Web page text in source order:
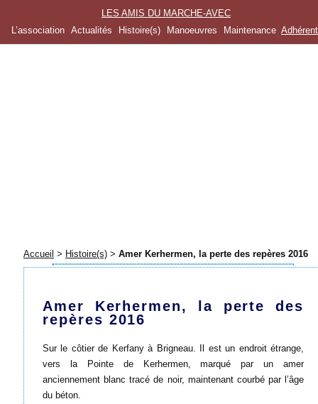
LES AMIS DU MARCHE-AVEC
L’association
Actualités Histoire(s) Manoeuvres Maintenance
Accueil > Histoire(s) > Amer Kerhermen, la perte des repères 2016
Amer Kerhermen, la perte des
repères 2016
Sur le côtier de Kerfany à Brigneau. Il est un endroit étrange,
vers la Pointe de Kerhermen, marqué par un amer
anciennement blanc tracé de noir, maintenant courbé par l’âge
du béton.